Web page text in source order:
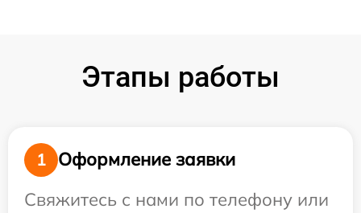
Этапы работы
1
Оформление заявки
Свяжитесь с нами по телефону или